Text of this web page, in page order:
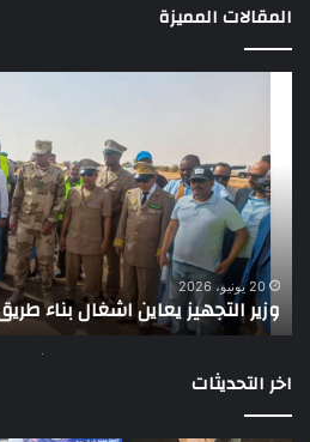
المقالات المميزة
اشغال
بناء
طريق
باركيول-
الصواطه
20 يونيو، 2026
وزير التجهيز يعاين اشغال بناء
اخر التحديثات